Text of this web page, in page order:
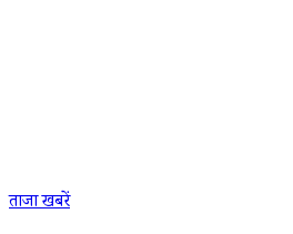
ताजा खबरें